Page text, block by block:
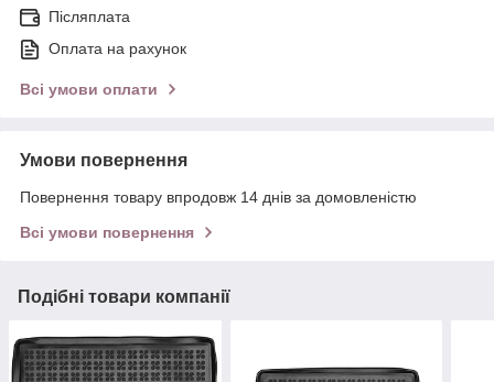
Післяплата
Оплата на рахунок
Всі умови оплати
Умови повернення
Повернення товару впродовж 14 днів за домовленістю
Всі умови повернення
Подібні товари компанії